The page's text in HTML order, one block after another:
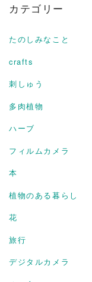
カテゴリー
たのしみなこと
crafts
刺しゅう
多肉植物
ハーブ
フィルムカメラ
本
植物のある暮らし
花
旅行
デジタルカメラ